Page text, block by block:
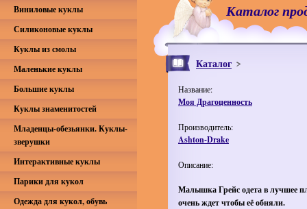
Каталог
Каталог
Название:
Моя Драгоценность
Производитель:
Ashton-Drake
Описание:
Малышка Грейс одета в лучшее
очень ждет чтобы её обняли.
Виниловые куклы
Силиконовые куклы
Куклы из смолы
Маленькие куклы
Большие куклы
Куклы знаменитостей
Младенцы-обезьянки. Куклы-
зверушки
Интерактивные куклы
Парики для кукол
Одежда для кукол, обувь